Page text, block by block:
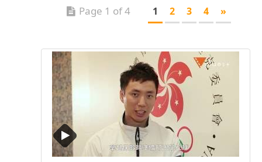
Page 1 of 4 1 2 3 4 »